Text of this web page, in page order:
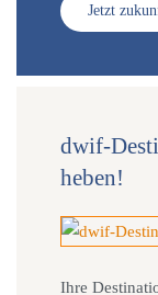
Jetzt
dwif-
heben!
Ihre